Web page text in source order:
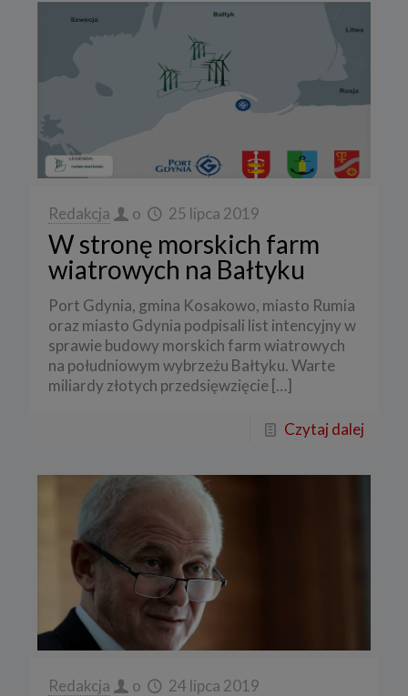
Redakcja o 25 lipca 2019
W stronę morskich farm
wiatrowych na Bałtyku
Port Gdynia, gmina Kosakowo, miasto Rumia
oraz miasto Gdynia podpisali list intencyjny w
sprawie budowy morskich farm wiatrowych
na południowym wybrzeżu Bałtyku. Warte
miliardy złotych przedsięwzięcie[…]
Czytaj dalej
Redakcja o 24 lipca 2019